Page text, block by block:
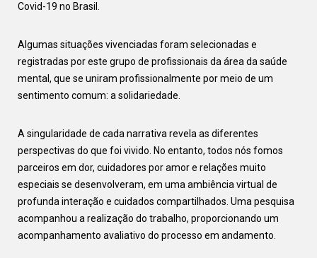
Covid-19 no Brasil.
Algumas situações vivenciadas foram selecionadas e
registradas por este grupo de profissionais da área da saúde
mental, que se uniram profissionalmente por meio de um
sentimento comum: a solidariedade.
A singularidade de cada narrativa revela as diferentes
perspectivas do que foi vivido. No entanto, todos nós fomos
parceiros em dor, cuidadores por amor e relações muito
especiais se desenvolveram, em uma ambiência virtual de
profunda interação e cuidados compartilhados. Uma pesquisa
acompanhou a realização do trabalho, proporcionando um
acompanhamento avaliativo do processo em andamento.